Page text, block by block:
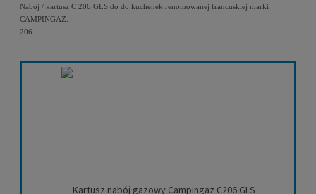
Nabój / kartusz C 206 GLS do do kuchenek renomowanej francuskiej marki
CAMPINGAZ.
206